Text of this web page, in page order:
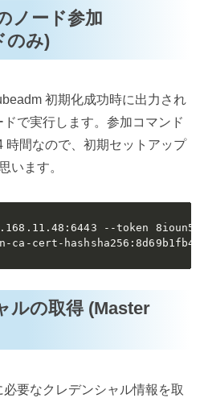
ノード参加
のみ)
初期化成功時に出力され
で実行します。参加コマンド
時間なので、初期セットアップ
います。
--token
cert-
ルの取得 (Master
要なクレデンシャル情報を取